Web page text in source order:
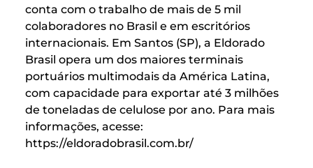
conta com o trabalho de mais de 5 mil
colaboradores no Brasil e em escritórios
internacionais. Em Santos (SP), a Eldorado
Brasil opera um dos maiores terminais
portuários multimodais da América Latina,
com capacidade para exportar até 3 milhões
de toneladas de celulose por ano. Para mais
informações, acesse:
https://eldoradobrasil.com.br/